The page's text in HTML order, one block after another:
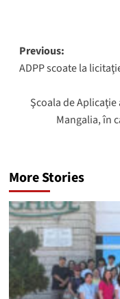
Post
navigation
Previous:
ADPP scoate la
Şcoala de
Mangalia, în
More Stories